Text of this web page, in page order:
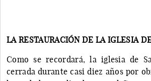
LA RESTAURACIÓN DE LA IGLESIA
Como se recordará, la iglesia de
cerrada durante casi diez años por